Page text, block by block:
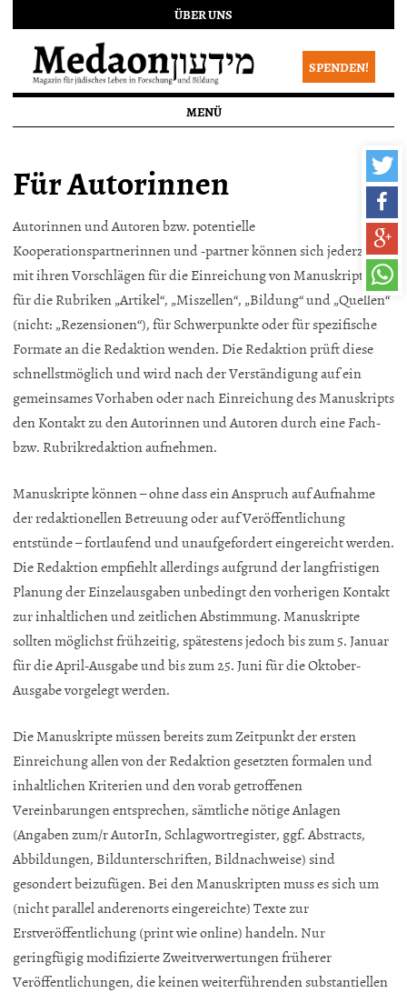
ÜBER UNS
SPENDEN!
MENÜ
Für Autorinnen
Autorinnen und Autoren bzw. potentielle
Kooperationspartnerinnen und -partner können sich jederzeit
mit ihren Vorschlägen für die Einreichung von Manuskripten
für die Rubriken „Artikel“, „Miszellen“, „Bildung“ und „Quellen“
(nicht: „Rezensionen“), für Schwerpunkte oder für spezifische
Formate an die Redaktion wenden. Die Redaktion prüft diese
schnellstmöglich und wird nach der Verständigung auf ein
gemeinsames Vorhaben oder nach Einreichung des Manuskripts
den Kontakt zu den Autorinnen und Autoren durch eine Fach-
bzw. Rubrikredaktion aufnehmen.
Manuskripte können – ohne dass ein Anspruch auf Aufnahme
der redaktionellen Betreuung oder auf Veröffentlichung
entstünde – fortlaufend und unaufgefordert eingereicht werden.
Die Redaktion empfiehlt allerdings aufgrund der langfristigen
Planung der Einzelausgaben unbedingt den vorherigen Kontakt
zur inhaltlichen und zeitlichen Abstimmung. Manuskripte
sollten möglichst frühzeitig, spätestens jedoch bis zum 5. Januar
für die April-Ausgabe und bis zum 25. Juni für die Oktober-
Ausgabe vorgelegt werden.
Die Manuskripte müssen bereits zum Zeitpunkt der ersten
Einreichung allen von der Redaktion gesetzten formalen und
inhaltlichen Kriterien und den vorab getroffenen
Vereinbarungen entsprechen, sämtliche nötige Anlagen
(Angaben zum/r AutorIn, Schlagwortregister, ggf. Abstracts,
Abbildungen, Bildunterschriften, Bildnachweise) sind
gesondert beizufügen. Bei den Manuskripten muss es sich um
(nicht parallel anderenorts eingereichte) Texte zur
Erstveröffentlichung (print wie online) handeln. Nur
geringfügig modifizierte Zweitverwertungen früherer
Veröffentlichungen, die keinen weiterführenden substantiellen